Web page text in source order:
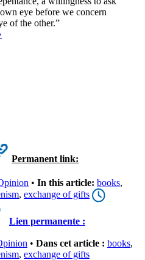
eye before we concern
of the other.”
Permanent link:
• In this article: books,
, exchange of gifts
Lien permanente :
• Dans cet article : books,
, exchange of gifts